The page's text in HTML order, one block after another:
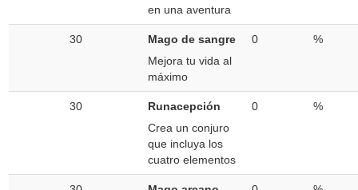
en una aventura
30
Mago de sangre
Mejora tu vida al
máximo
0 %
30
Runacepción
Crea un conjuro
que incluya los
cuatro elementos
0 %